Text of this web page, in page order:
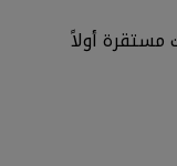
مستقرة أولاً